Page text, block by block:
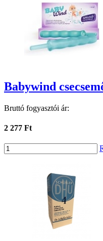
Babywind
Bruttó fogyasztói ár:
2 277 Ft